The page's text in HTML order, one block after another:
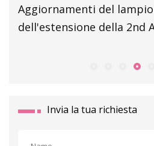
Aggiornamenti del
dell'estensione della 2nd
Invia la tua richiesta